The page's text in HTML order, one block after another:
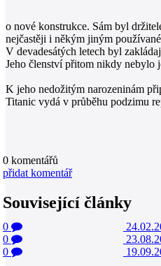
o nové konstrukce. Sám byl
nejčastěji i někým jiným
V devadesátých letech byl
Jeho členství přitom nikdy nebylo
K jeho nedožitým narozeninám
Titanic vydá v průběhu podzimu
0 komentářů
přidat komentář
Související články
0
0
0